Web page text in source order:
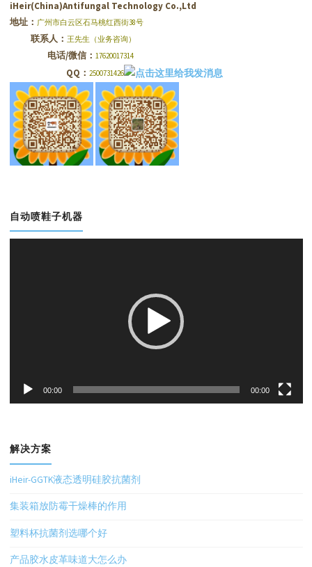
iHeir(China)Antifungal Technology Co.,Ltd
地址： 广州市白云区石马桃红西街38号
联系人： 王先生（业务咨询）
电话/微信： 17620017314
QQ： 2500731426
自动喷鞋子机器
00:00 00:00
解决方案
iHeir-GGTK液态透明硅胶抗菌剂
集装箱放防霉干燥棒的作用
塑料杯抗菌剂选哪个好
产品胶水皮革味道大怎么办